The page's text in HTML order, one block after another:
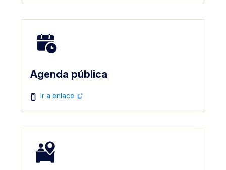
Imagen
Agenda pública
Imagen
Ir a enlace
Imagen